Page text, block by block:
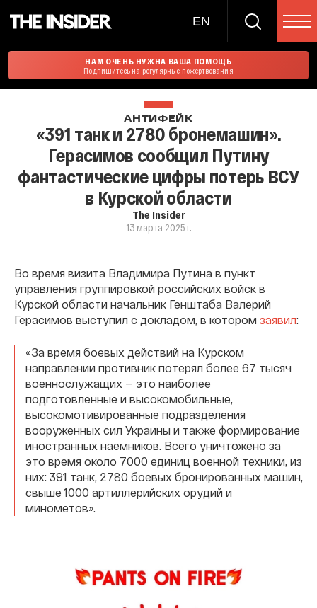
EN
НАМ ОЧЕНЬ НУЖНА ВАША ПОМОЩЬ
Подпишитесь на регулярные пожертвования
АНТИФЕЙК
«391 танк и 2780 бронемашин».
Герасимов сообщил Путину
фантастические цифры потерь ВСУ
в Курской области
The Insider
13 марта 2025 г.
Во время визита Владимира Путина в пункт
управления группировкой российских войск в
Курской области начальник Генштаба Валерий
Герасимов выступил с докладом, в котором заявил:
«За время боевых действий на Курском
направлении противник потерял более 67 тысяч
военнослужащих — это наиболее
подготовленные и высокомобильные,
высокомотивированные подразделения
вооруженных сил Украины и также формирование
иностранных наемников. Всего уничтожено за
это время около 7000 единиц военной техники, из
них: 391 танк, 2780 боевых бронированных машин,
свыше 1000 артиллерийских орудий и
минометов».